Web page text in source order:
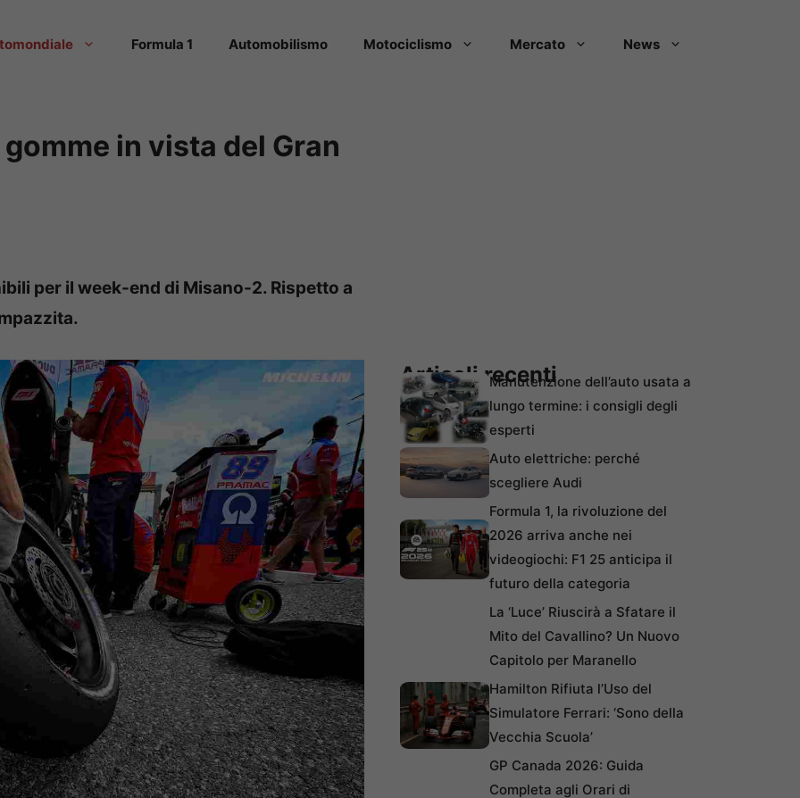
Formula 1 Automobilismo Motociclismo Mercato News
in vista del Gran
per il week-end di Misano-2. Rispetto a
Articoli recentiManutenzione dell’auto usata a
lungo termine: i consigli degli
esperti
Auto elettriche: perché
scegliere Audi
Formula 1, la rivoluzione del
2026 arriva anche nei
videogiochi: F1 25 anticipa il
futuro della categoria
La ‘Luce’ Riuscirà a Sfatare il
Mito del Cavallino? Un Nuovo
Capitolo per Maranello
Hamilton Rifiuta l’Uso del
Simulatore Ferrari: ‘Sono della
Vecchia Scuola’
GP Canada 2026: Guida
Completa agli Orari di